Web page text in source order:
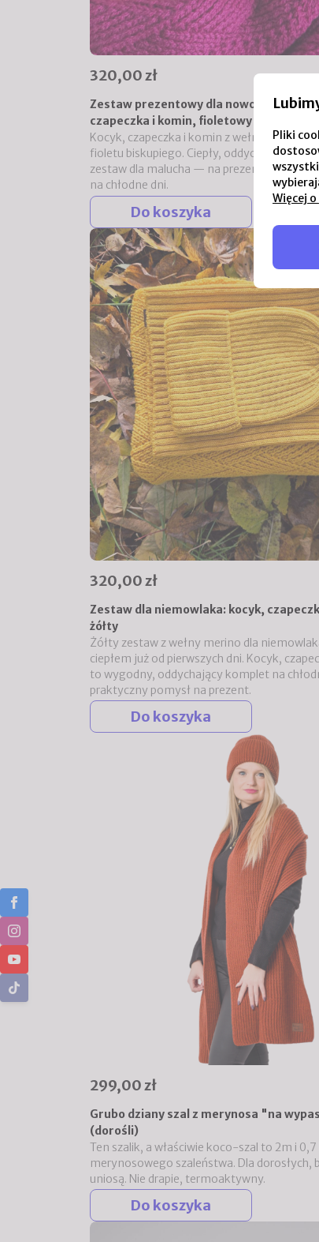
320,00 zł
Zestaw prezentowy dla noworodka –
czapeczka i komin, fioletowy
Kocyk, czapeczka i komin z wełny merino
fioletu biskupiego. Ciepły, oddychający i
zestaw dla malucha — na prezent, na
na chłodne dni.
Do koszyka
320,00 zł
Zestaw dla niemowlaka: kocyk,
żółty
Żółty zestaw z wełny merino dla
ciepłem już od pierwszych dni. Kocyk,
to wygodny, oddychający komplet na
praktyczny pomysł na prezent.
Do koszyka
299,00 zł
Grubo dziany szal z merynosa "na
(dorośli)
Ten szalik, a właściwie koco-szal to 2m i
merynosowego szaleństwa. Dla dorosłych,
uniosą. Nie drapie, termoaktywny.
Do koszyka
Pliki
Więcej